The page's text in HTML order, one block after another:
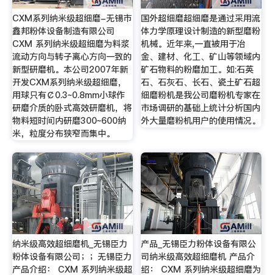
CXM系列纳米级超细磨-无锡市
鑫邦粉体设备制造有限公司
CXM 系列纳米级超细磨为料浆
流动方向与转子离心方向一致的
新型研磨机。本公司2007年新
开发CXM系列纳米级超细磨，
用球只有￠0.3~0.8mm小球作
研磨介质的卧式高效研磨机，将
物料短时间内研磨300~600纳
米，粒度分布狭窄而集中。
国外超细磨超细磨是通过采用流
体力学原理设计制造的新型磨粉
机械。近年来,一直被用于冶
金、建材、化工、矿山等领域内
矿石物料的粉磨加工。如:石英
石、石灰石、长石、瓷土矿石超
细磨粉机是我公司磨粉机专家在
市场调研的基础上统计分析国内
外大量磨粉机用户的使用情况。
纳米级高效超细磨机_无锡臣力
粉体设备有限公司；；无锡臣力
产品介绍： CXM 系列纳米级超
产品_无锡臣力粉体设备有限公
司纳米级高效超细磨机 产品介
绍： CXM 系列纳米级超细磨为